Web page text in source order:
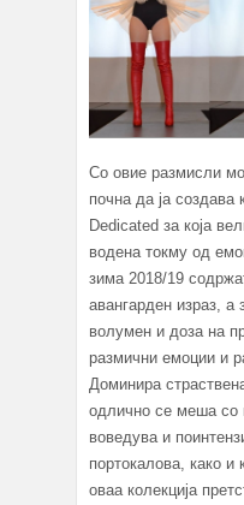
Со овие размисли
почна да ја создава
Dedicated за која
водена токму од
зима 2018/19
авангарден израз, а
волумен и доза на
размични емоции и
Доминира
одлично се меша со
воведува и
портокалова, како и
оваа колекција